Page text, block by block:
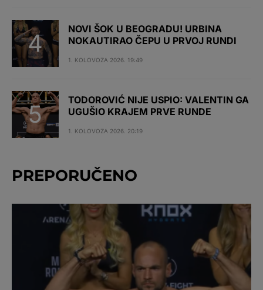
NOVI ŠOK U BEOGRADU! URBINA
NOKAUTIRAO ČEPU U PRVOJ RUNDI
1. KOLOVOZA 2026. 19:49
TODOROVIĆ NIJE USPIO: VALENTIN GA
UGUŠIO KRAJEM PRVE RUNDE
1. KOLOVOZA 2026. 20:19
PREPORUČENO